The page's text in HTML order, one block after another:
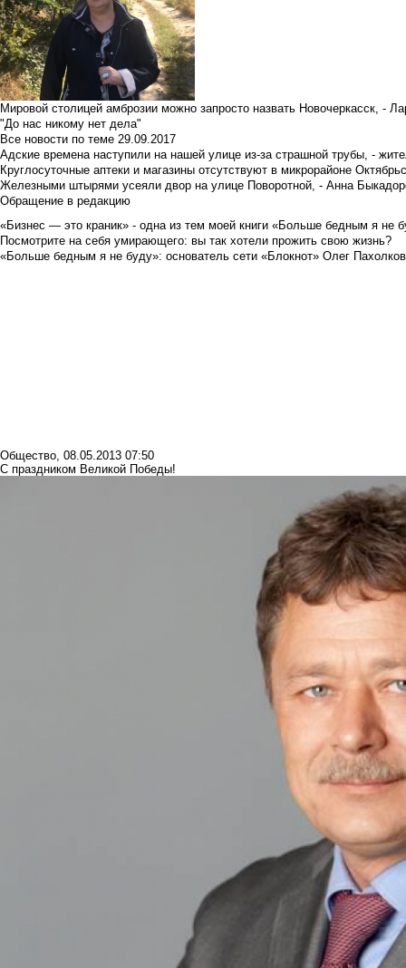
Мировой столицей амброзии можно запросто назвать Новочеркасск, -
"До нас никому нет дела"
Все новости по теме 29.09.2017
Адские времена наступили на нашей улице из-за страшной трубы, -
Круглосуточные аптеки и магазины отсутствуют в микрорайоне
Железными штырями усеяли двор на улице Поворотной, - Анна
Обращение в редакцию
«Бизнес — это краник» - одна из тем моей книги «Больше бедным я не
Посмотрите на себя умирающего: вы так хотели прожить свою жизнь?
«Больше бедным я не буду»: основатель сети «Блокнот» Олег Пахолков
Общество, 08.05.2013 07:50
С праздником Великой Победы!